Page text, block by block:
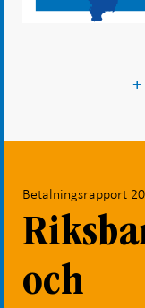
Betalningsrapport
och